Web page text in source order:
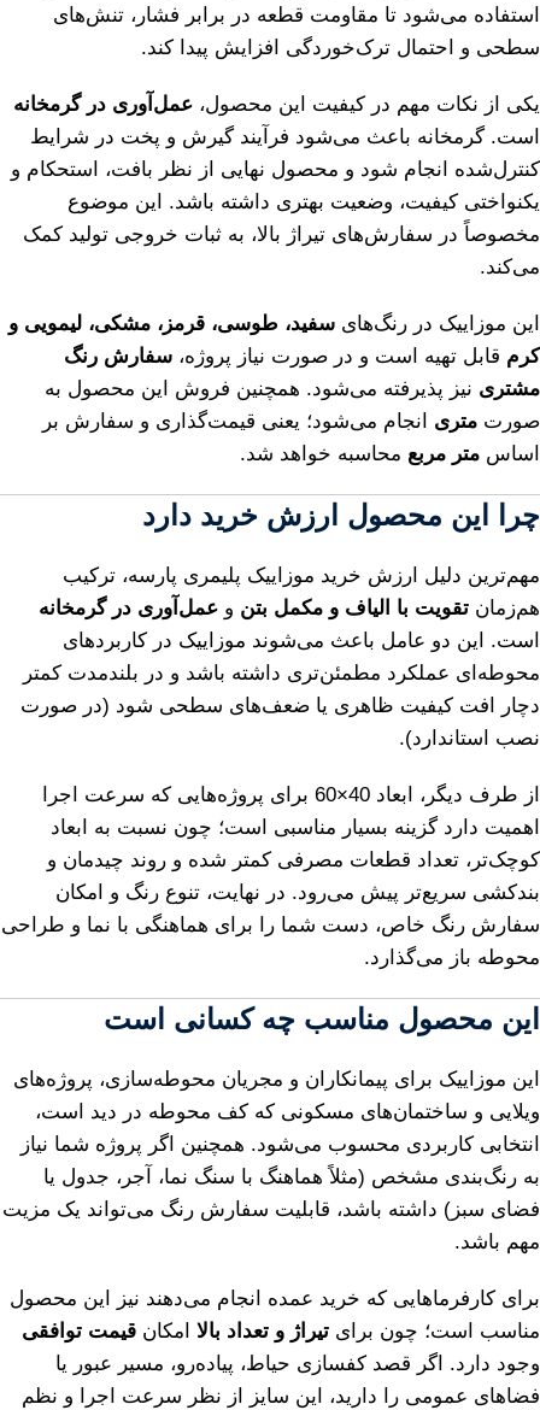
استفاده می‌شود تا مقاومت قطعه در برابر فشار، تنش‌های
سطحی و احتمال ترک‌خوردگی افزایش پیدا کند.
یکی از نکات مهم در کیفیت این محصول، عمل‌آوری در گرمخانه
است. گرمخانه باعث می‌شود فرآیند گیرش و پخت در شرایط
کنترل‌شده انجام شود و محصول نهایی از نظر بافت، استحکام و
یکنواختی کیفیت، وضعیت بهتری داشته باشد. این موضوع
مخصوصاً در سفارش‌های تیراژ بالا، به ثبات خروجی تولید کمک
می‌کند.
این موزاییک در رنگ‌های سفید، طوسی، قرمز، مشکی، لیمویی و
کرم قابل تهیه است و در صورت نیاز پروژه، سفارش رنگ
مشتری نیز پذیرفته می‌شود. همچنین فروش این محصول به
صورت متری انجام می‌شود؛ یعنی قیمت‌گذاری و سفارش بر
اساس متر مربع محاسبه خواهد شد.
چرا این محصول ارزش خرید دارد
مهم‌ترین دلیل ارزش خرید موزاییک پلیمری پارسه، ترکیب
هم‌زمان تقویت با الیاف و مکمل بتن و عمل‌آوری در گرمخانه
است. این دو عامل باعث می‌شوند موزاییک در کاربردهای
محوطه‌ای عملکرد مطمئن‌تری داشته باشد و در بلندمدت کمتر
دچار افت کیفیت ظاهری یا ضعف‌های سطحی شود (در صورت
نصب استاندارد).
از طرف دیگر، ابعاد 40×60 برای پروژه‌هایی که سرعت اجرا
اهمیت دارد گزینه بسیار مناسبی است؛ چون نسبت به ابعاد
کوچک‌تر، تعداد قطعات مصرفی کمتر شده و روند چیدمان و
بندکشی سریع‌تر پیش می‌رود. در نهایت، تنوع رنگ و امکان
سفارش رنگ خاص، دست شما را برای هماهنگی با نما و طراحی
محوطه باز می‌گذارد.
این محصول مناسب چه کسانی است
این موزاییک برای پیمانکاران و مجریان محوطه‌سازی، پروژه‌های
ویلایی و ساختمان‌های مسکونی که کف محوطه در دید است،
انتخابی کاربردی محسوب می‌شود. همچنین اگر پروژه شما نیاز
به رنگ‌بندی مشخص (مثلاً هماهنگ با سنگ نما، آجر، جدول یا
فضای سبز) داشته باشد، قابلیت سفارش رنگ می‌تواند یک مزیت
مهم باشد.
برای کارفرماهایی که خرید عمده انجام می‌دهند نیز این محصول
مناسب است؛ چون برای تیراژ و تعداد بالا امکان قیمت توافقی
وجود دارد. اگر قصد کفسازی حیاط، پیاده‌رو، مسیر عبور یا
فضاهای عمومی را دارید، این سایز از نظر سرعت اجرا و نظم